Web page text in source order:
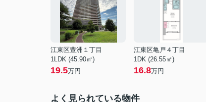
江東区豊洲１丁目
1LDK (45.90㎡)
19.5万円
江東区亀戸４丁目
1DK (26.55㎡)
16.8万円
よく見られている物件